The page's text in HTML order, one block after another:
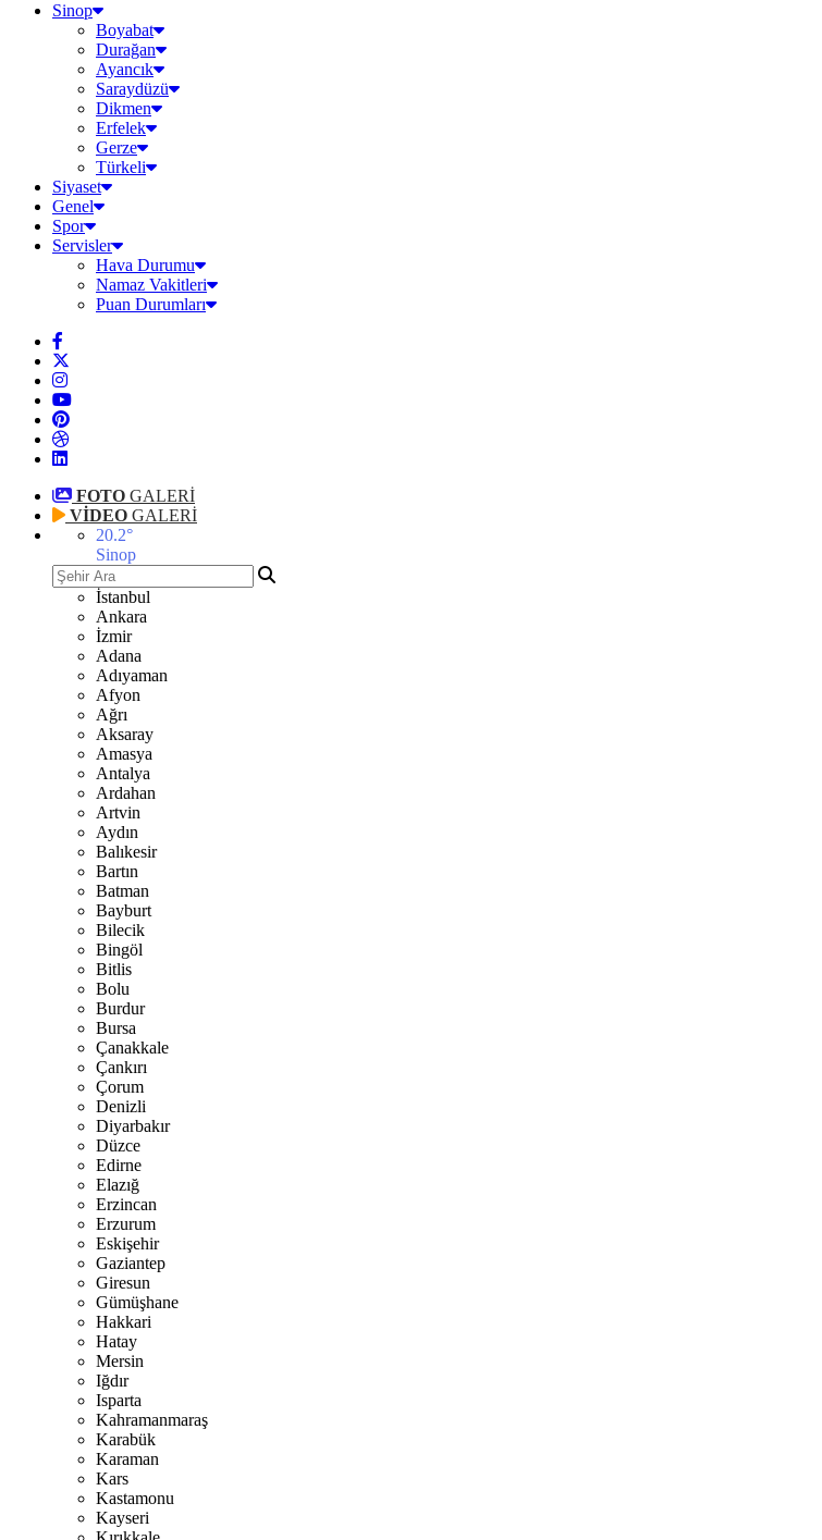
Sinop
Boyabat
Durağan
Ayancık
Saraydüzü
Dikmen
Erfelek
Gerze
Türkeli
Siyaset
Genel
Spor
Servisler
Hava Durumu
Namaz Vakitleri
Puan Durumları
FOTO GALERİ
VİDEO GALERİ
20.2°
Sinop
İstanbul
Ankara
İzmir
Adana
Adıyaman
Afyon
Ağrı
Aksaray
Amasya
Antalya
Ardahan
Artvin
Aydın
Balıkesir
Bartın
Batman
Bayburt
Bilecik
Bingöl
Bitlis
Bolu
Burdur
Bursa
Çanakkale
Çankırı
Çorum
Denizli
Diyarbakır
Düzce
Edirne
Elazığ
Erzincan
Erzurum
Eskişehir
Gaziantep
Giresun
Gümüşhane
Hakkari
Hatay
Mersin
Iğdır
Isparta
Kahramanmaraş
Karabük
Karaman
Kars
Kastamonu
Kayseri